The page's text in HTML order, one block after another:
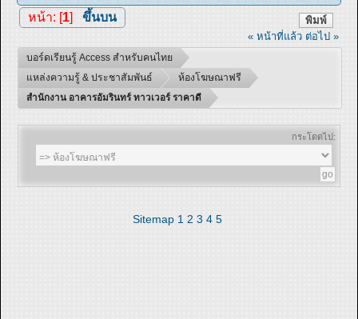
พิมพ์
หน้า: [ 1] ขึ้นบน
« หน้าที่แล้ว ต่อไป »
บอร์ดเรียนรู้ Access สำหรับคนไทย
แหล่งความรู้ & ประชาสัมพันธ์
ห้องโฆษณาฟรี
สำนักงาน อาคารอัมรินทร์ ทาวเวอร์ ราคาดี
กระโดดไป:
Sitemap 1 2 3 4 5